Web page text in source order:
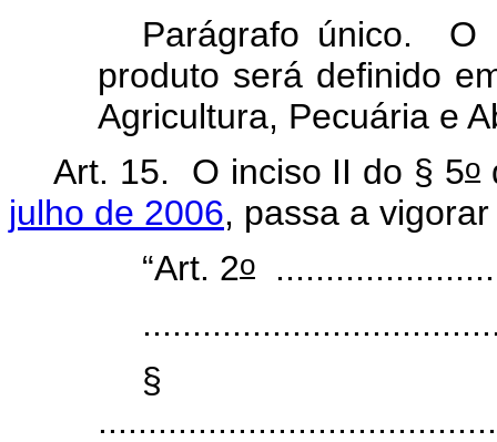
Parágrafo único. O
produto será definido
Agricultura, Pecuária e
Art. 15. O inciso II do § 5o
julho de 2006, passa a
“Art. 2o
§